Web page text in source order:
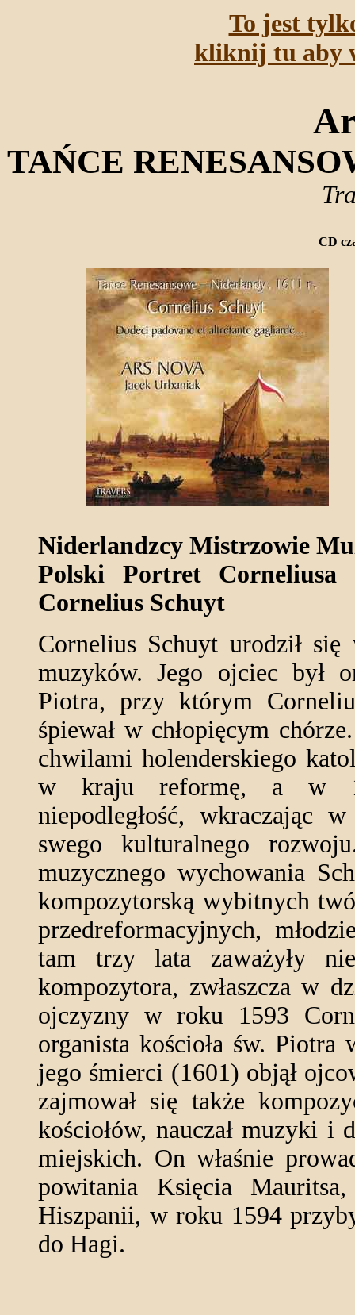
To jest
kliknij tu aby
TAŃCE
CD
Niderlandzcy Mistrzowie
Polski Portret
Cornelius Schuyt
Cornelius Schuyt urodził
muzyków. Jego ojciec był
Piotra, przy którym
śpiewał w chłopięcym
chwilami holenderskiego
w kraju reformę, a w
niepodległość, wkraczając
swego kulturalnego
muzycznego wychowania
kompozytorską wybitnych
przedreformacyjnych,
tam trzy lata zaważyły
kompozytora, zwłaszcza w
ojczyzny w roku 1593
organista kościoła św.
jego śmierci (1601) objął
zajmował się także
kościołów, nauczał muzyki i
miejskich. On właśnie
powitania Księcia
Hiszpanii, w roku 1594
do Hagi.